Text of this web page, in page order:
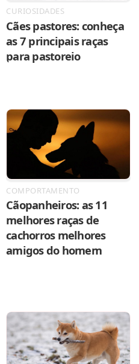
CURIOSIDADES
Cães pastores: conheça
as 7 principais raças
para pastoreio
COMPORTAMENTO
Cãopanheiros: as 11
melhores raças de
cachorros melhores
amigos do homem